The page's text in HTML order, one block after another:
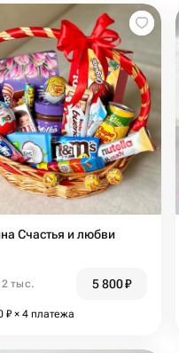
Счастья и любви
2 тыс. 5 800₽
₽ × 4 платежа